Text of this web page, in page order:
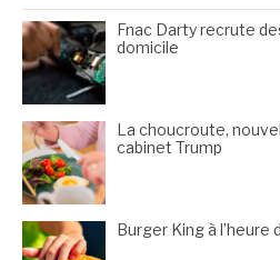
Fnac Darty recrute
domicile
La choucroute,
cabinet Trump
Burger King à l’heure